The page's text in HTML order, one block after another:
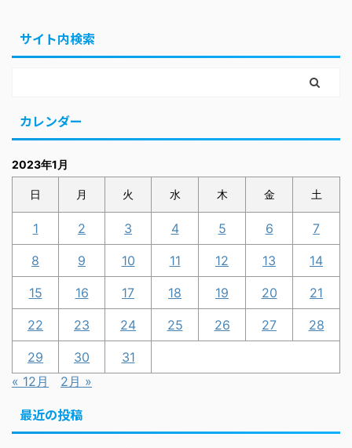
サイト内検索
カレンダー
2023年1月
日 月 火 水 木 金 土
1 2 3 4 5 6 7
8 9 10 11 12 13 14
15 16 17 18 19 20 21
22 23 24 25 26 27 28
29 30
31
« 12月
2月 »
最近の投稿